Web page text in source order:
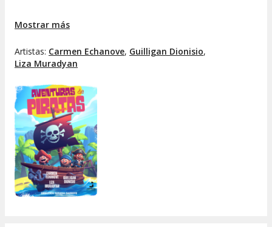
magia, de adivinanzas, trabalenguas y demás todo con el fin
¿Conseguirá alguno vencer al otro?? ¿Descubrirán para qué
recompensa?
Mostrar más
Artistas: Carmen Echanove, Guilligan Dionisio,
Liza Muradyan